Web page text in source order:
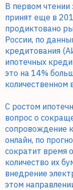
В первом чтении
принят еще в
продиктовано
России, по
кредитования
ипотечных
это на 14%
С ростом
вопрос о
сопровождение
онлайн, по
сократит время
количество их
внедрение
этом